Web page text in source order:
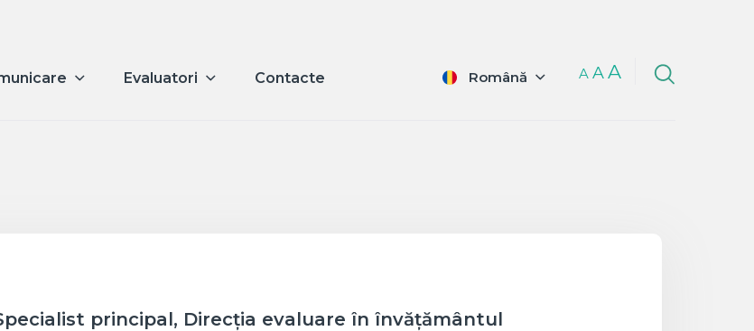
Evaluatori Contacte A AA
Română
principal, Direcția evaluare în învățământul